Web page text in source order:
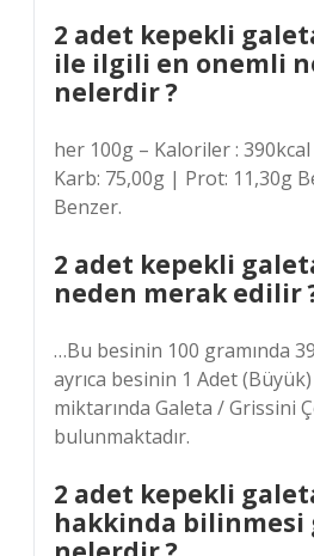
2 adet kepekli
ile ilgili en onemli
nelerdir ?
her 100g – Kaloriler :
Karb: 75,00g | Prot: 11,30g
Benzer.
2 adet kepekli
neden merak edilir
…Bu besinin 100 gramında
ayrıca besinin 1 Adet
miktarında Galeta / Grissini
bulunmaktadır.
2 adet kepekli
hakkinda bilinmesi